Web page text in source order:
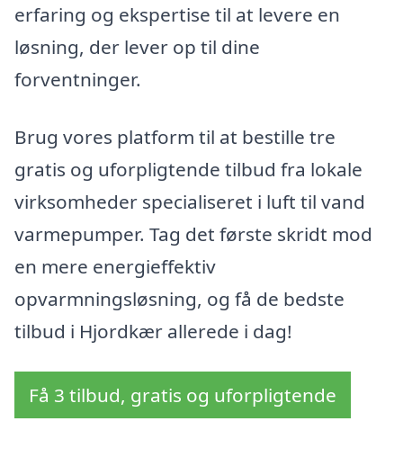
erfaring og ekspertise til at levere en
løsning, der lever op til dine
forventninger.
Brug vores platform til at bestille tre
gratis og uforpligtende tilbud fra lokale
virksomheder specialiseret i luft til vand
varmepumper. Tag det første skridt mod
en mere energieffektiv
opvarmningsløsning, og få de bedste
tilbud i Hjordkær allerede i dag!
Få 3 tilbud, gratis og uforpligtende